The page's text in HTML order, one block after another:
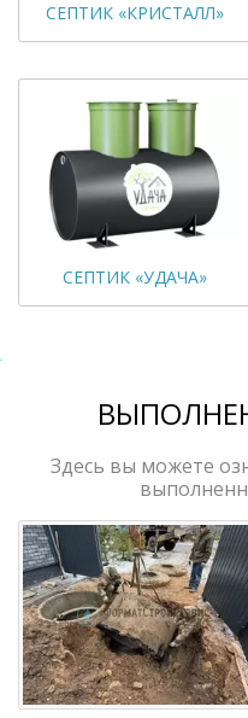
СЕПТИК «КРИСТАЛЛ»
СЕПТИК «УДАЧА»
Здесь вы можете